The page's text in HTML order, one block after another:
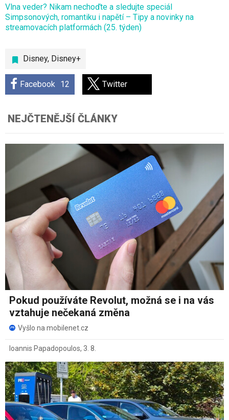
Disney, Disney+
Facebook 12 Twitter
Vlna veder? Nikam nechoďte a sledujte speciál
Simpsonových, romantiku i napětí – Tipy a novinky na
streamovacích platformách (25. týden)
NEJČTENĚJŠÍ ČLÁNKY
Pokud používáte Revolut, možná se i na vás
vztahuje nečekaná změna
Vyšlo na mobilenet.cz
Ioannis Papadopoulos, 3. 8.